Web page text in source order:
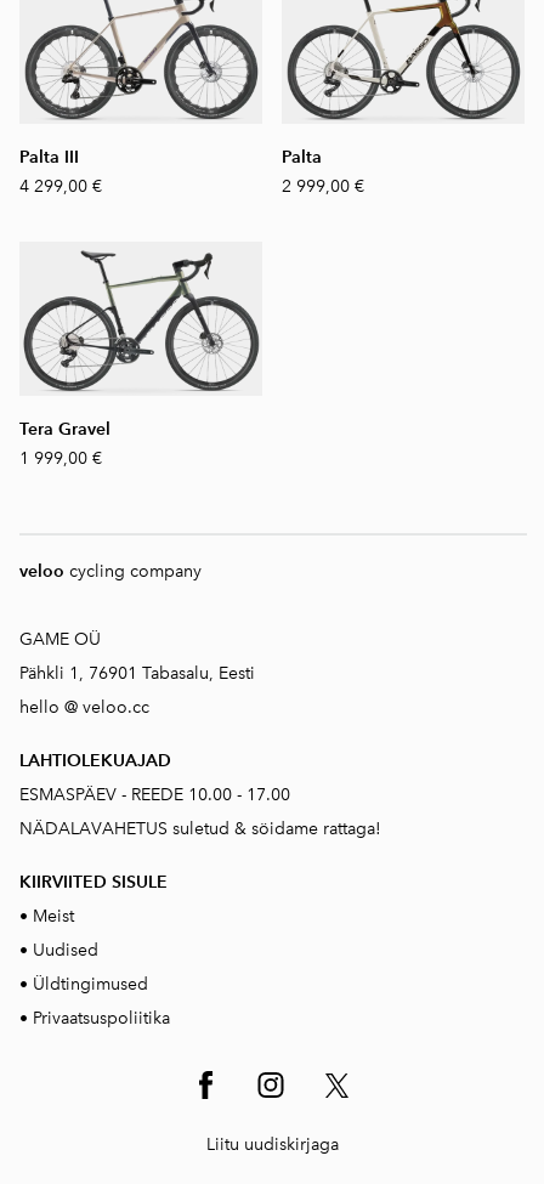
Palta III
4 299,00 €
Palta
2 999,00 €
Tera Gravel
1 999,00 €
veloo cycling company
GAME OÜ
Pähkli 1, 76901 Tabasalu, Eesti
hello @ veloo.cc
LAHTIOLEKUAJAD
ESMASPÄEV - REEDE 10.00 - 17.00
NÄDALAVAHETUS suletud & söidame rattaga!
KIIRVIITED SISULE
• Meist
• Uudised
• Üldtingimused
• Privaatsuspoliitika
Liitu uudiskirjaga